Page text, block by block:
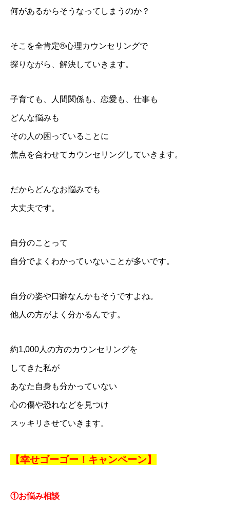
何があるからそうなってしまうのか？
そこを全肯定®心理カウンセリングで
探りながら、解決していきます。
子育ても、人間関係も、恋愛も、仕事も
どんな悩みも
その人の困っていることに
焦点を合わせてカウンセリングしていきます。
だからどんなお悩みでも
大丈夫です。
自分のことって
自分でよくわかっていないことが多いです。
自分の姿や口癖なんかもそうですよね。
他人の方がよく分かるんです。
約1,000人の方のカウンセリングを
してきた私が
あなた自身も分かっていない
心の傷や恐れなどを見つけ
スッキリさせていきます。
【幸せゴーゴー！キャンペーン】
①お悩み相談